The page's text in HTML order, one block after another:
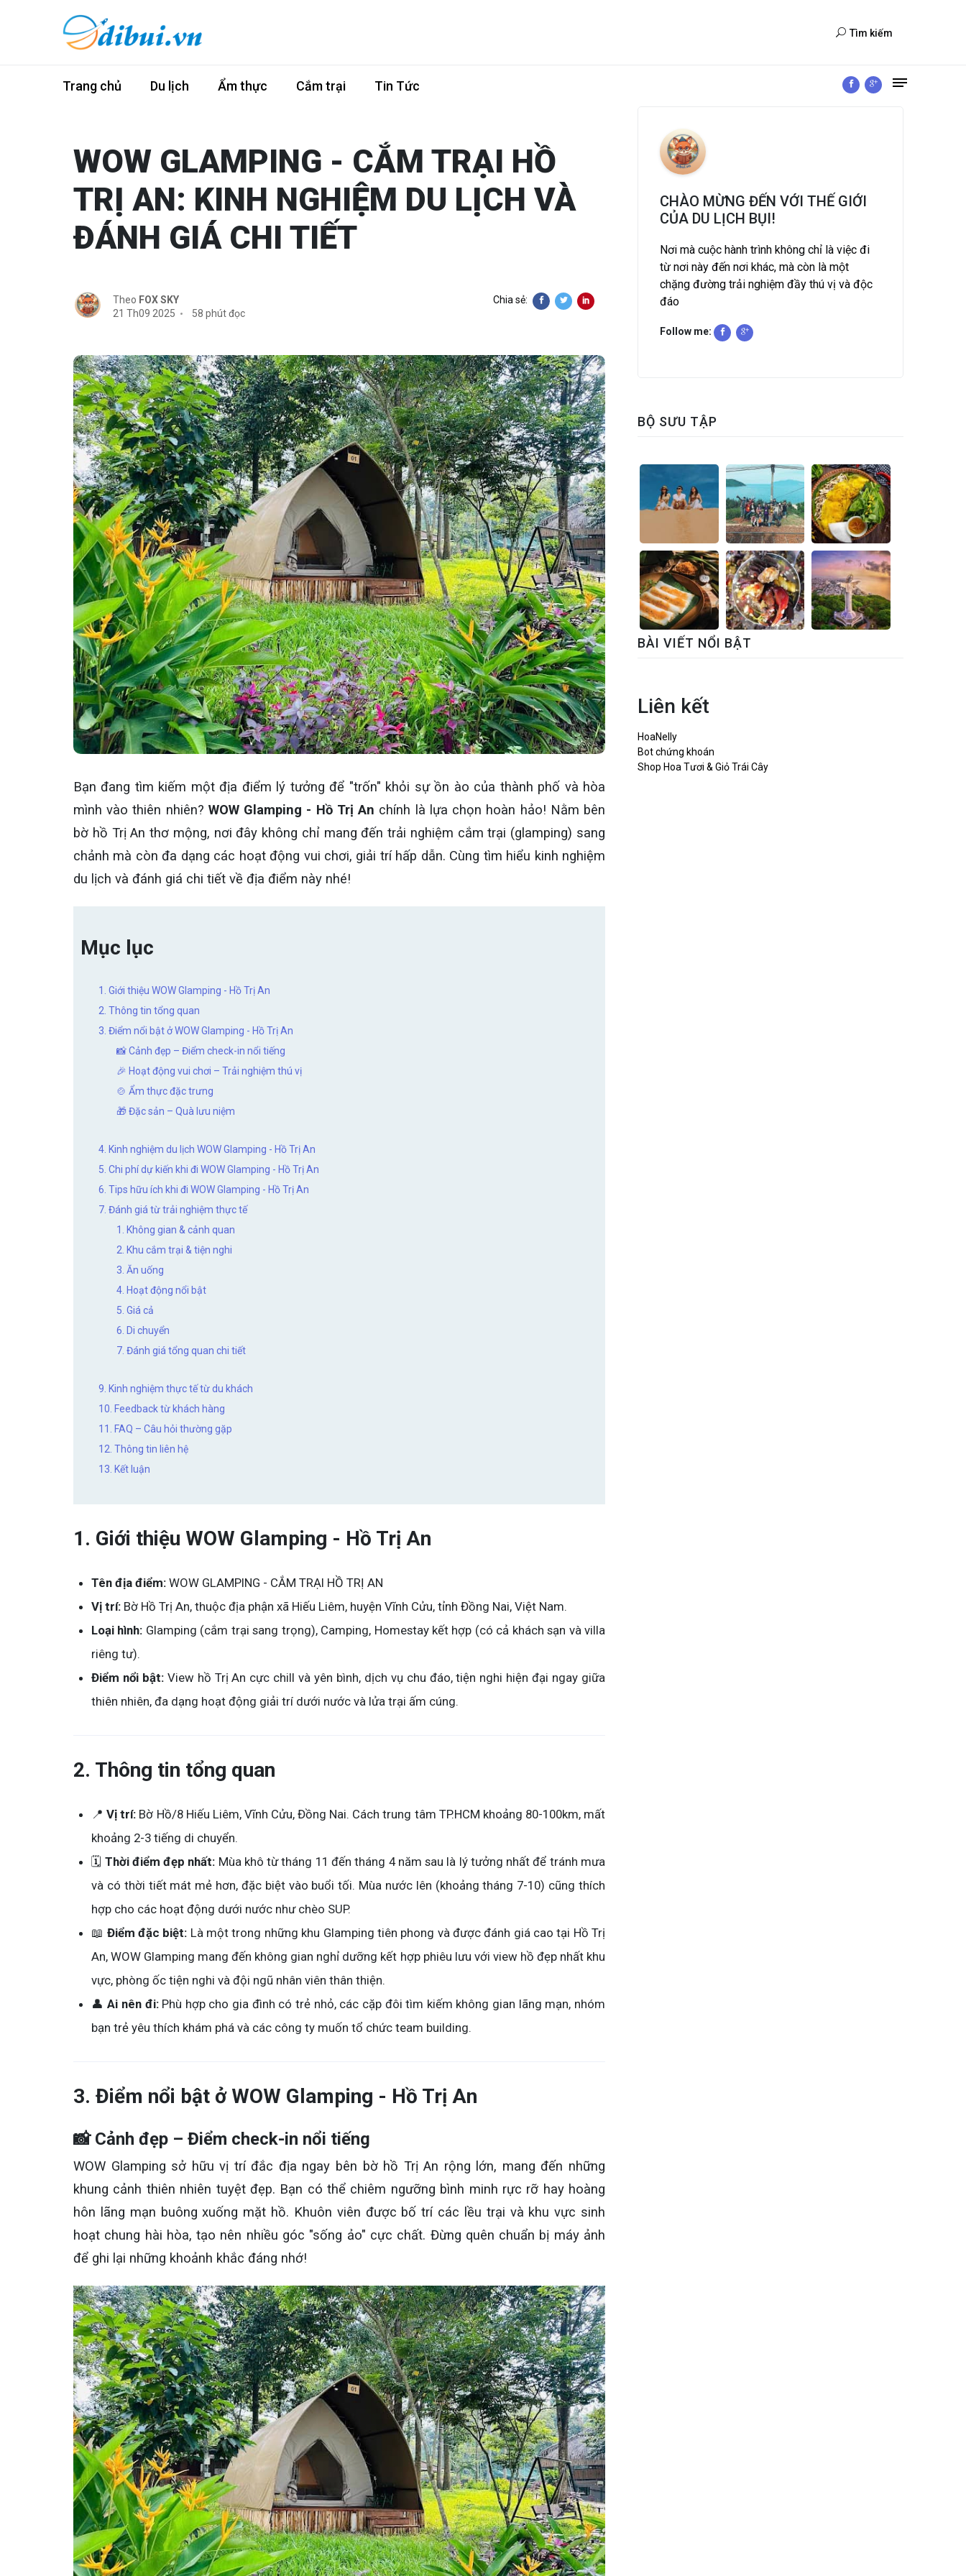
Tìm kiếm
Trang chủ Du lịch Ẩm thực Cắm trại Tin Tức
WOW GLAMPING - CẮM TRẠI HỒ
TRỊ AN: KINH NGHIỆM DU LỊCH VÀ
ĐÁNH GIÁ CHI TIẾT
Theo FOX SKY
21 Th09 2025
58 phút đọc
Chia sẻ:
Bạn đang tìm kiếm một địa điểm lý tưởng để "trốn" khỏi sự ồn ào của thành phố và hòa
mình vào thiên nhiên? WOW Glamping - Hồ Trị An chính là lựa chọn hoàn hảo! Nằm bên
bờ hồ Trị An thơ mộng, nơi đây không chỉ mang đến trải nghiệm cắm trại (glamping) sang
chảnh mà còn đa dạng các hoạt động vui chơi, giải trí hấp dẫn. Cùng tìm hiểu kinh nghiệm
du lịch và đánh giá chi tiết về địa điểm này nhé!
Mục lục
1. Giới thiệu WOW Glamping - Hồ Trị An
2. Thông tin tổng quan
3. Điểm nổi bật ở WOW Glamping - Hồ Trị An
📸 Cảnh đẹp – Điểm check-in nổi tiếng
🎉 Hoạt động vui chơi – Trải nghiệm thú vị
🍲 Ẩm thực đặc trưng
🎁 Đặc sản – Quà lưu niệm
4. Kinh nghiệm du lịch WOW Glamping - Hồ Trị An
5. Chi phí dự kiến khi đi WOW Glamping - Hồ Trị An
6. Tips hữu ích khi đi WOW Glamping - Hồ Trị An
7. Đánh giá từ trải nghiệm thực tế
1. Không gian & cảnh quan
2. Khu cắm trại & tiện nghi
3. Ăn uống
4. Hoạt động nổi bật
5. Giá cả
6. Di chuyển
7. Đánh giá tổng quan chi tiết
9. Kinh nghiệm thực tế từ du khách
10. Feedback từ khách hàng
11. FAQ – Câu hỏi thường gặp
12. Thông tin liên hệ
13. Kết luận
1. Giới thiệu WOW Glamping - Hồ Trị An
Tên địa điểm: WOW GLAMPING - CẮM TRẠI HỒ TRỊ AN
Vị trí: Bờ Hồ Trị An, thuộc địa phận xã Hiếu Liêm, huyện Vĩnh Cửu, tỉnh Đồng Nai, Việt Nam.
Loại hình: Glamping (cắm trại sang trọng), Camping, Homestay kết hợp (có cả khách sạn và villa
riêng tư).
Điểm nổi bật:View hồ Trị An cực chill và yên bình, dịch vụ chu đáo, tiện nghi hiện đại ngay giữa
thiên nhiên, đa dạng hoạt động giải trí dưới nước và lửa trại ấm cúng.
2. Thông tin tổng quan
📍Vị trí: Bờ Hồ/8 Hiếu Liêm, Vĩnh Cửu, Đồng Nai. Cách trung tâm TP.HCM khoảng 80-100km, mất
khoảng 2-3 tiếng di chuyển.
🗓️ Thời điểm đẹp nhất: Mùa khô từ tháng 11 đến tháng 4 năm sau là lý tưởng nhất để tránh mưa
và có thời tiết mát mẻ hơn, đặc biệt vào buổi tối. Mùa nước lên (khoảng tháng 7-10) cũng thích
hợp cho các hoạt động dưới nước như chèo SUP.
📖 Điểm đặc biệt: Là một trong những khu Glamping tiên phong và được đánh giá cao tại Hồ Trị
An, WOW Glamping mang đến không gian nghỉ dưỡng kết hợp phiêu lưu với view hồ đẹp nhất khu
vực, phòng ốc tiện nghi và đội ngũ nhân viên thân thiện.
👤Ai nên đi:Phù hợp cho gia đình có trẻ nhỏ, các cặp đôi tìm kiếm không gian lãng mạn, nhóm
bạn trẻ yêu thích khám phá và các công ty muốn tổ chức team building.
3. Điểm nổi bật ở WOW Glamping - Hồ Trị An
📸 Cảnh đẹp – Điểm check-in nổi tiếng
WOW Glamping sở hữu vị trí đắc địa ngay bên bờ hồ Trị An rộng lớn, mang đến những
khung cảnh thiên nhiên tuyệt đẹp. Bạn có thể chiêm ngưỡng bình minh rực rỡ hay hoàng
hôn lãng mạn buông xuống mặt hồ. Khuôn viên được bố trí các lều trại và khu vực sinh
hoạt chung hài hòa, tạo nên nhiều góc "sống ảo" cực chất. Đừng quên chuẩn bị máy ảnh
để ghi lại những khoảnh khắc đáng nhớ!
CHÀO MỪNG ĐẾN VỚI THẾ GIỚI
CỦA DU LỊCH BỤI!
Nơi mà cuộc hành trình không chỉ là việc đi
từ nơi này đến nơi khác, mà còn là một
chặng đường trải nghiệm đầy thú vị và độc
đáo
Follow me:
BỘ SƯU TẬP
BÀI VIẾT NỔI BẬT
Liên kết
HoaNelly
Bot chứng khoán
Shop Hoa Tươi & Giỏ Trái Cây